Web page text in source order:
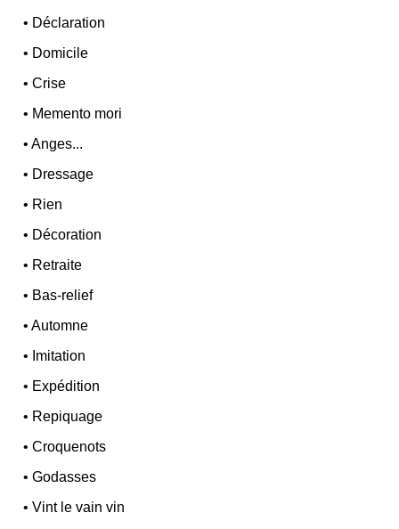
• Déclaration
• Domicile
•Crise
• Memento mori
•Anges...
• Dressage
• Rien
• Décoration
• Retraite
• Bas-relief
•Automne
• Imitation
• Expédition
• Repiquage
•Croquenots
•Godasses
•Vint le vain vin